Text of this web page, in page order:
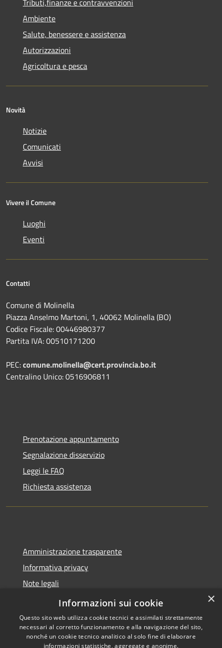
Tributi,finanze e contravvenzioni
Ambiente
Salute, benessere e assistenza
Autorizzazioni
Agricoltura e pesca
Novità
Notizie
Comunicati
Avvisi
Vivere il Comune
Luoghi
Eventi
Contatti
Comune di Molinella
Piazza Anselmo Martoni, 1, 40062 Molinella (BO)
Codice Fiscale: 00446980377
Partita IVA: 00510171200
PEC:comune.molinella@cert.provincia.bo.it
Centralino Unico: 0516906811
Prenotazione appuntamento
Segnalazione disservizio
Leggi le FAQ
Richiesta assistenza
Amministrazione trasparente
Informativa privacy
Note legali
Dichiarazione di accessibilità
×
Informazioni sui cookie
Questo sito web utilizza cookie tecnici e assimilati strettamente
necessari al corretto funzionamento e alla navigazione del sito,
nonché un cookie tecnico analitico al solo fine di elaborare
informazioni statistiche, aggregate e anonime.